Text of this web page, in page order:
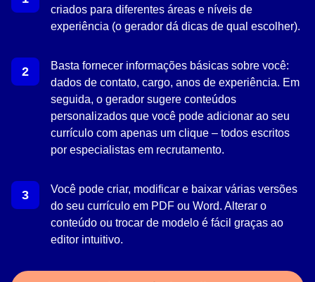
criados para diferentes áreas e níveis de
experiência (o gerador dá dicas de qual escolher).
Basta fornecer informações básicas sobre você:
dados de contato, cargo, anos de experiência. Em
seguida, o gerador sugere conteúdos
personalizados que você pode adicionar ao seu
currículo com apenas um clique – todos escritos
por especialistas em recrutamento.
Você pode criar, modificar e baixar várias versões
do seu currículo em PDF ou Word. Alterar o
conteúdo ou trocar de modelo é fácil graças ao
editor intuitivo.